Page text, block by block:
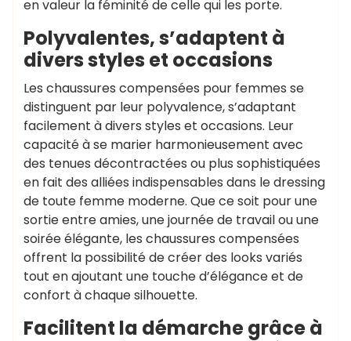
en valeur la féminité de celle qui les porte.
Polyvalentes, s’adaptent à
divers styles et occasions
Les chaussures compensées pour femmes se
distinguent par leur polyvalence, s’adaptant
facilement à divers styles et occasions. Leur
capacité à se marier harmonieusement avec
des tenues décontractées ou plus sophistiquées
en fait des alliées indispensables dans le dressing
de toute femme moderne. Que ce soit pour une
sortie entre amies, une journée de travail ou une
soirée élégante, les chaussures compensées
offrent la possibilité de créer des looks variés
tout en ajoutant une touche d’élégance et de
confort à chaque silhouette.
Facilitent la démarche grâce à